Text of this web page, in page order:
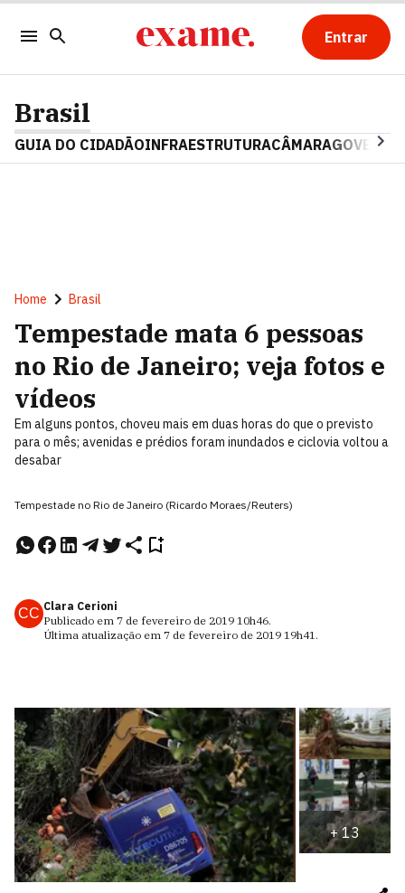
Entrar
Brasil
GUIA DO CIDADÃOINFRAESTRUTURACÂMARAGOVERNO
Home Brasil
Tempestade mata 6 pessoas
no Rio de Janeiro; veja fotos e
vídeos
Em alguns pontos, choveu mais em duas horas do que o previsto
para o mês; avenidas e prédios foram inundados e ciclovia voltou a
desabar
Tempestade no Rio de Janeiro (Ricardo Moraes/Reuters)
CC Clara Cerioni
Publicado em 7 de fevereiro de 2019 10h46.
Última atualização em 7 de fevereiro de 2019 19h41.
+13